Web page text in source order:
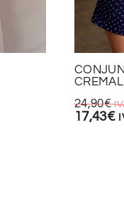
24,90€
17,43€